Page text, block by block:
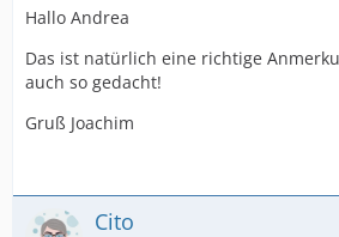
Hallo Andrea
Das ist natürlich eine richtige
auch so gedacht!
Gruß Joachim
Cito